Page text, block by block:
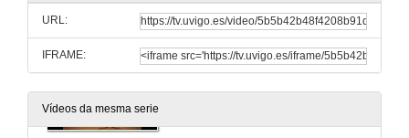
URL:
IFRAME:
Vídeos da mesma serie
Conferencia
28 de mar. de 2016
Presentación de Jesus Manuel García Díaz